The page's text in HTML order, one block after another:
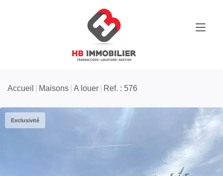
Accueil Maisons A louer Ref. : 576
Exclusivité